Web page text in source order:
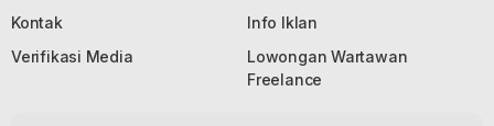
Kontak
Info Iklan
Verifikasi Media
Lowongan Wartawan
Freelance